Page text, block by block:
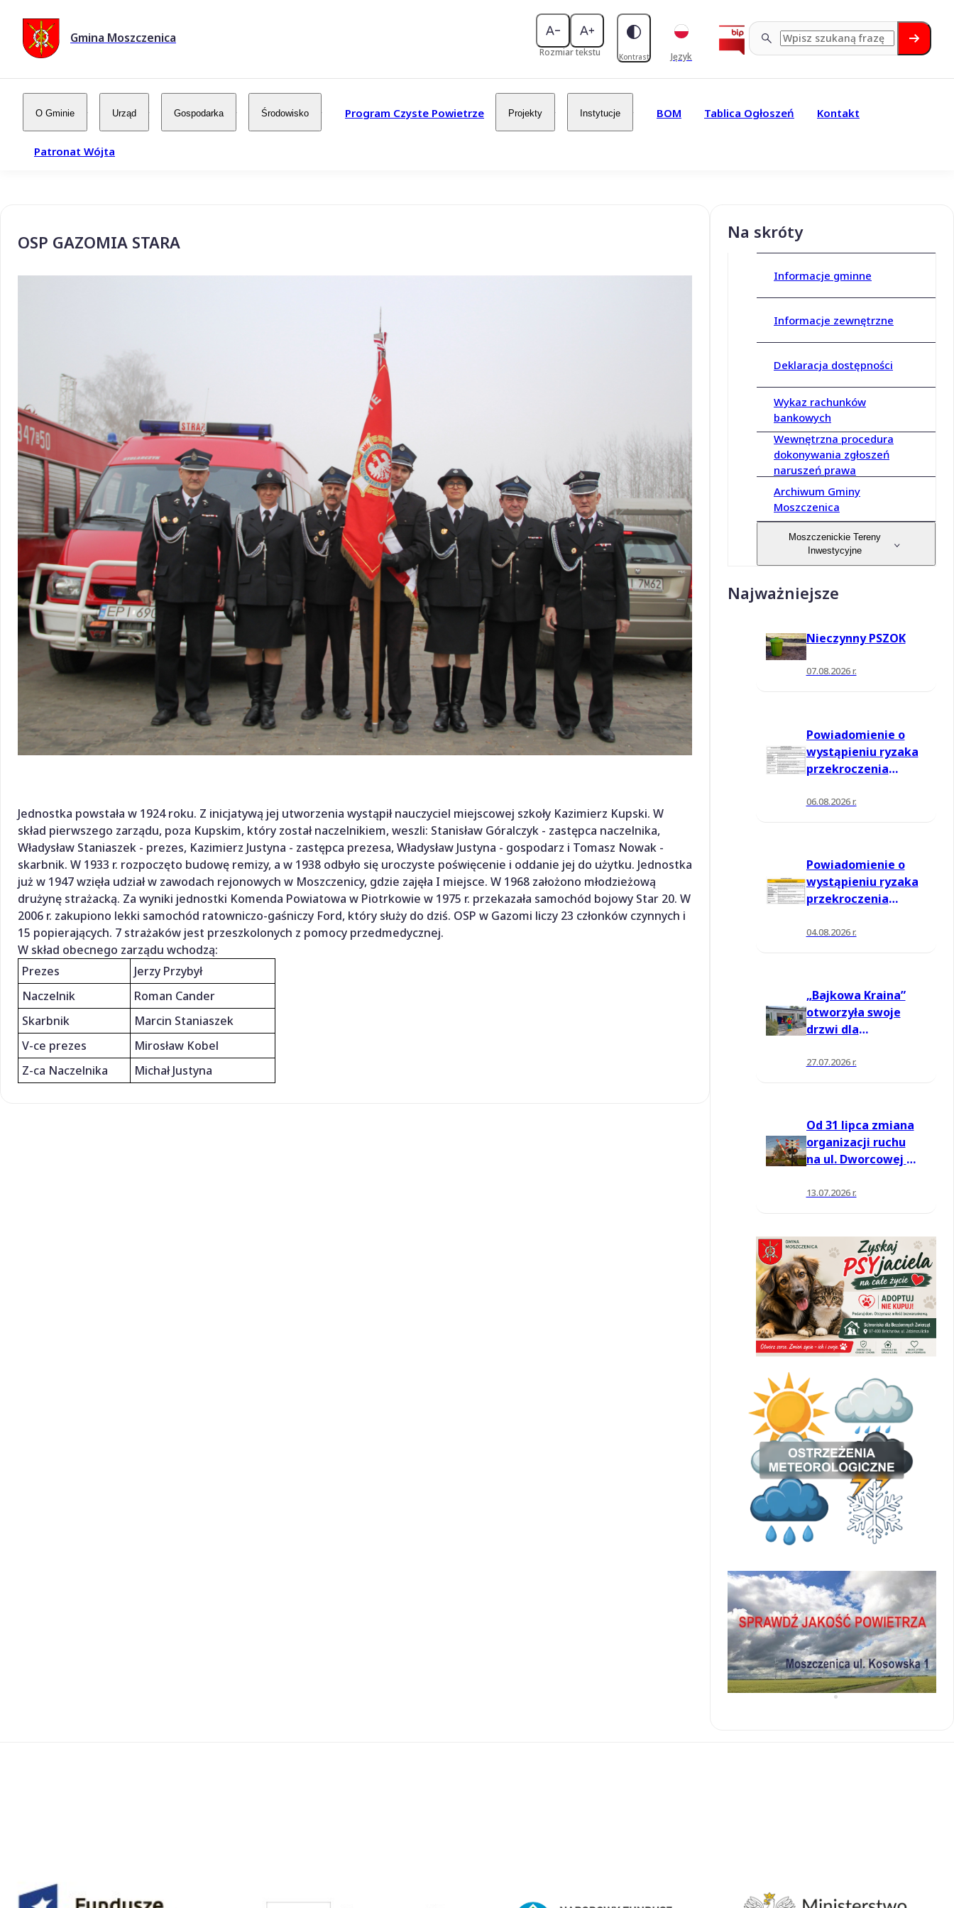
Gmina Moszczenica
Rozmiar tekstu Kontrast Język
O Gminie Urząd Gospodarka Środowisko Program Czyste Powietrze Projekty Instytucje BOM Tablica Ogłoszeń Kontakt
Patronat Wójta
OSP GAZOMIA STARA
Jednostka powstała w 1924 roku. Z inicjatywą jej utworzenia wystąpił nauczyciel miejscowej szkoły Kazimierz Kupski. W
skład pierwszego zarządu, poza Kupskim, który został naczelnikiem, weszli: Stanisław Góralczyk - zastępca naczelnika,
Władysław Staniaszek - prezes, Kazimierz Justyna - zastępca prezesa, Władysław Justyna - gospodarz i Tomasz Nowak -
skarbnik. W 1933 r. rozpoczęto budowę remizy, a w 1938 odbyło się uroczyste poświęcenie i oddanie jej do użytku. Jednostka
już w 1947 wzięła udział w zawodach rejonowych w Moszczenicy, gdzie zajęła I miejsce. W 1968 założono młodzieżową
drużynę strażacką. Za wyniki jednostki Komenda Powiatowa w Piotrkowie w 1975 r. przekazała samochód bojowy Star 20. W
2006 r. zakupiono lekki samochód ratowniczo-gaśniczy Ford, który służy do dziś. OSP w Gazomi liczy 23 członków czynnych i
15 popierających. 7 strażaków jest przeszkolonych z pomocy przedmedycznej.
W skład obecnego zarządu wchodzą:
Prezes
Jerzy Przybył
Naczelnik
Roman Cander
Skarbnik
Marcin Staniaszek
V-ce prezes
Mirosław Kobel
Z-ca Naczelnika
Michał Justyna
Na skróty
Informacje gminne
Informacje zewnętrzne
Deklaracja dostępności
Wykaz rachunków
bankowych
Wewnętrzna procedura
dokonywania zgłoszeń
naruszeń prawa
Archiwum Gminy
Moszczenica
Moszczenickie Tereny
Inwestycyjne
Najważniejsze
Nieczynny PSZOK
07.08.2026 r.
Powiadomienie o
wystąpieniu ryzaka
przekroczenia
informowania dla
06.08.2026 r.
Powiadomienie o
wystąpieniu ryzaka
przekroczenia
informowania dla
04.08.2026 r.
„Bajkowa Kraina”
otworzyła swoje
drzwi dla
27.07.2026 r.
Od 31 lipca zmiana
organizacji ruchu
na ul. Dworcowej w
13.07.2026 r.